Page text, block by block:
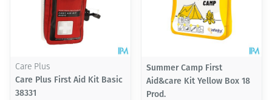
Care Plus
Care Plus First Aid Kit Basic
38331
Summer Camp First
Aid&care Kit Yellow Box 18
Prod.